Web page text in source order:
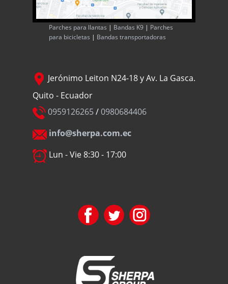
Parches para llantas | Bandas K9 | Parches
para bicicletas | Bandas transportadoras
Jerónimo Leiton N24-18 y Av. La Gasca.
Quito - Ecuador
0959126265/0980684406
info@sherpa.com.ec
Lun - Vie 8:30 - 17:00